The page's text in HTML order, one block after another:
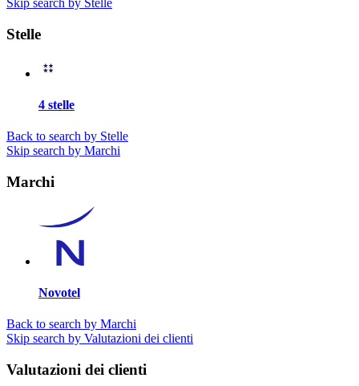
Skip search by Stelle
Stelle
4 stelle
Back to search by Stelle
Skip search by Marchi
Marchi
Novotel
Back to search by Marchi
Skip search by Valutazioni dei clienti
Valutazioni dei clienti